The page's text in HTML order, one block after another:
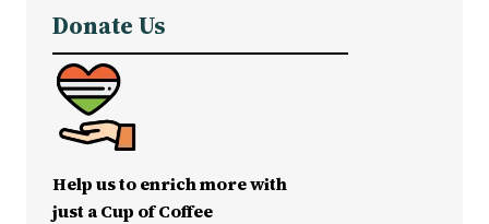
Donate Us
Help us to enrich more with
just a Cup of Coffee